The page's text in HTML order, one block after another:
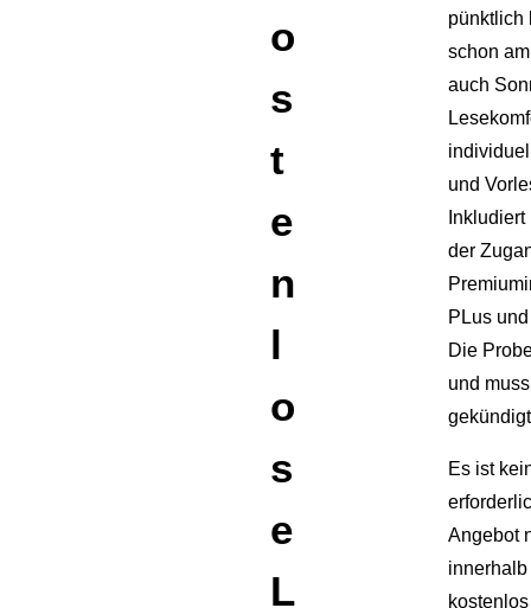
o
s
t
e
n
l
o
s
e
L
pünktlich
schon
auch
und
der
PLus
Die
und
Es ist
Angebot